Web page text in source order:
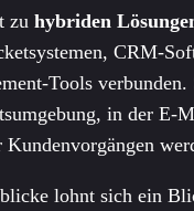
zu hybriden
CRM-
Tools verbunden.
in der E-
Kundenvorgängen
lohnt sich ein